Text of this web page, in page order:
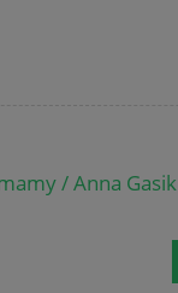
/ Anna Gasik